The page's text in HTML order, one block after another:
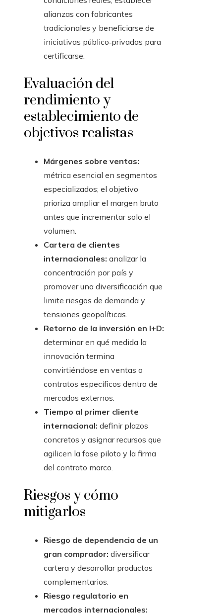
alianzas con fabricantes
tradicionales y beneficiarse de
iniciativas público‑privadas para
certificarse.
Evaluación del
rendimiento y
establecimiento de
objetivos realistas
Márgenes sobre ventas:
métrica esencial en segmentos
especializados; el objetivo
prioriza ampliar el margen bruto
antes que incrementar solo el
volumen.
Cartera de clientes
internacionales: analizar la
concentración por país y
promover una diversificación que
limite riesgos de demanda y
tensiones geopolíticas.
Retorno de la inversión en I+D:
determinar en qué medida la
innovación termina
convirtiéndose en ventas o
contratos específicos dentro de
mercados externos.
Tiempo al primer cliente
internacional: definir plazos
concretos y asignar recursos que
agilicen la fase piloto y la firma
del contrato marco.
Riesgos y cómo
mitigarlos
Riesgo de dependencia de un
gran comprador: diversificar
cartera y desarrollar productos
complementarios.
Riesgo regulatorio en
mercados internacionales: